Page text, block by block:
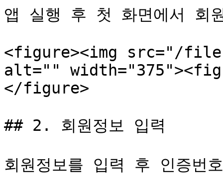
앱 실행 후 첫 화면에서 회
<figure><img src="/files/
alt=""
</figure>
## 2. 회원정보 입력
회원정보를 입력 후 인증번